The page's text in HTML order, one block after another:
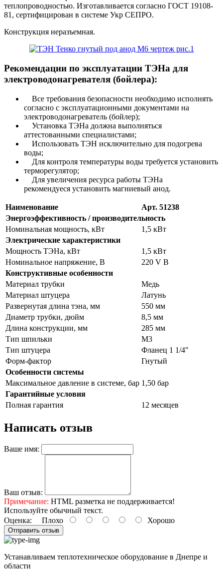
теплопроводностью. Изготавливается согласно ГОСТ 19108-
81, сертифицирован в системе Укр СЕПРО.
Конструкция неразъемная.
Рекомендации по эксплуатации ТЭНа для
электроводонагревателя (бойлера):
Все требования безопасности необходимо исполнять
согласно с эксплуатационными документами на
электроводонагреватель (бойлер);
Установка ТЭНа должна выполняться
аттестованными специалистами;
Использовать ТЭН исключительно для подогрева
воды;
Для контроля температуры воды требуется установить
терморегулятор;
Для увеличения ресурса работы ТЭНа
рекомендуеся установить магниевый анод.
Наименование
Арт. 51238
Энергоэффективность / производительность
Номинальная мощность, кВт
1,5 кВт
Электрические характеристики
Мощность ТЭНа, кВт
1,5 кВт
Номинальное напряжение, В
220 V В
Конструктивные особенности
Материал трубки
Медь
Материал штуцера
Латунь
Развернутая длина тэна, мм
550 мм
Диаметр трубки, дюйм
8,5 мм
Длина конструкции, мм
285 мм
Тип шпильки
М3
Тип штуцера
Фланец 1 1/4"
Форм-фактор
Гнутый
Особенности системы
Максимальное давление в системе, бар 1,50 бар
Гарантийные условия
Полная гарантия
12 месяцев
Написать отзыв
Ваше имя:
Ваш отзыв:
Примечание: HTML разметка не поддерживается!
Используйте обычный текст.
Оценка: Плохо Хорошо
Отправить отзыв
Устанавливаем теплотехническое оборудование в Днепре и
области